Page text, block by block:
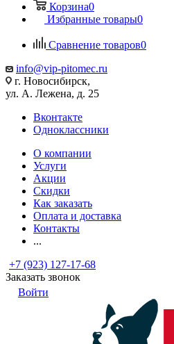
Корзина0
Избранные товары0
Сравнение товаров0
info@vip-pitomec.ru
г. Новосибирск,
ул. А. Лежена, д. 25
Вконтакте
Одноклассники
О компании
Услуги
Акции
Скидки
Как заказать
Оплата и доставка
Контакты
...
+7 (923) 127-17-68
Заказать звонок
Войти